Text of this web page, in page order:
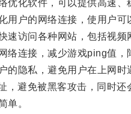
化软件，可以提供高速、
户的网络连接，使用户可
访问各种网站，包括视频
连接，减少游戏ping值，
隐私，避免用户在上网时
避免被黑客攻击，同时还
。